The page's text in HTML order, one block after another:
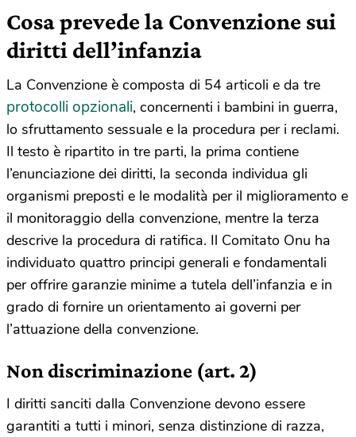
Cosa prevede la Convenzione sui
diritti dell’infanzia
La Convenzione è composta di 54 articoli e da tre
protocolli opzionali, concernenti i bambini in guerra,
lo sfruttamento sessuale e la procedura per i reclami.
Il testo è ripartito in tre parti, la prima contiene
l’enunciazione dei diritti, la seconda individua gli
organismi preposti e le modalità per il miglioramento e
il monitoraggio della convenzione, mentre la terza
descrive la procedura di ratifica. Il Comitato Onu ha
individuato quattro principi generali e fondamentali
per offrire garanzie minime a tutela dell’infanzia e in
grado di fornire un orientamento ai governi per
l’attuazione della convenzione.
Non discriminazione (art. 2)
I diritti sanciti dalla Convenzione devono essere
garantiti a tutti i minori, senza distinzione di razza,